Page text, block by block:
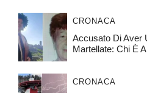
CRONACA
Accusato Di Aver
Martellate: Chi È
CRONACA